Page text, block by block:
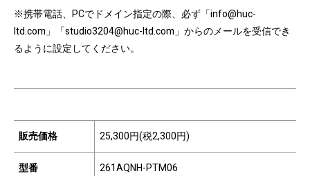
※携帯電話、PCでドメイン指定の際、必ず「info@huc-
ltd.com」「studio3204@huc-ltd.com」からのメールを受信でき
るように設定してください。
販売価格 25,300円(税2,300円)
型番 261AQNH-PTM06